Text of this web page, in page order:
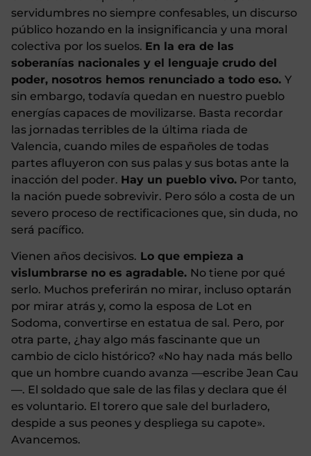
servidumbres no siempre confesables, un discurso
público hozando en la insignificancia y una moral
colectiva por los suelos. En la era de las
soberanías nacionales y el lenguaje crudo del
poder, nosotros hemos renunciado a todo eso. Y
sin embargo, todavía quedan en nuestro pueblo
energías capaces de movilizarse. Basta recordar
las jornadas terribles de la última riada de
Valencia, cuando miles de españoles de todas
partes afluyeron con sus palas y sus botas ante la
inacción del poder. Hay un pueblo vivo. Por tanto,
la nación puede sobrevivir. Pero sólo a costa de un
severo proceso de rectificaciones que, sin duda, no
será pacífico.
Vienen años decisivos. Lo que empieza a
vislumbrarse no es agradable. No tiene por qué
serlo. Muchos preferirán no mirar, incluso optarán
por mirar atrás y, como la esposa de Lot en
Sodoma, convertirse en estatua de sal. Pero, por
otra parte, ¿hay algo más fascinante que un
cambio de ciclo histórico? «No hay nada más bello
que un hombre cuando avanza —escribe Jean Cau
—. El soldado que sale de las filas y declara que él
es voluntario. El torero que sale del burladero,
despide a sus peones y despliega su capote».
Avancemos.